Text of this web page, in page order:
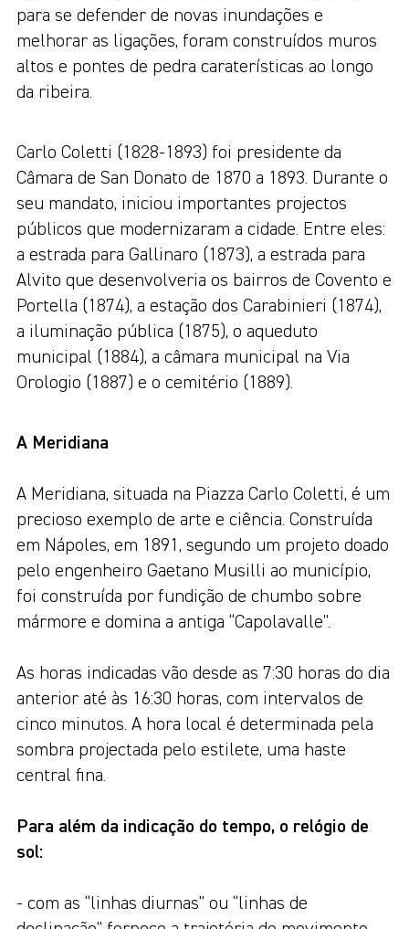
para se defender de novas inundações e
melhorar as ligações, foram construídos muros
altos e pontes de pedra caraterísticas ao longo
da ribeira.
Carlo Coletti (1828-1893) foi presidente da
Câmara de San Donato de 1870 a 1893. Durante o
seu mandato, iniciou importantes projectos
públicos que modernizaram a cidade. Entre eles:
a estrada para Gallinaro (1873), a estrada para
Alvito que desenvolveria os bairros de Covento e
Portella (1874), a estação dos Carabinieri (1874),
a iluminação pública (1875), o aqueduto
municipal (1884), a câmara municipal na Via
Orologio (1887) e o cemitério (1889).
A Meridiana
A Meridiana, situada na Piazza Carlo Coletti, é um
precioso exemplo de arte e ciência. Construída
em Nápoles, em 1891, segundo um projeto doado
pelo engenheiro Gaetano Musilli ao município,
foi construída por fundição de chumbo sobre
mármore e domina a antiga “Capolavalle”.
As horas indicadas vão desde as 7:30 horas do dia
anterior até às 16:30 horas, com intervalos de
cinco minutos. A hora local é determinada pela
sombra projectada pelo estilete, uma haste
central fina.
Para além da indicação do tempo, o relógio de
sol:
- com as “linhas diurnas” ou “linhas de